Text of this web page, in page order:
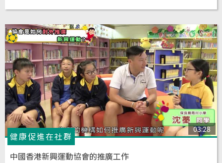
03:28
健康促進在社群
中國香港新興運動協會的推廣工作